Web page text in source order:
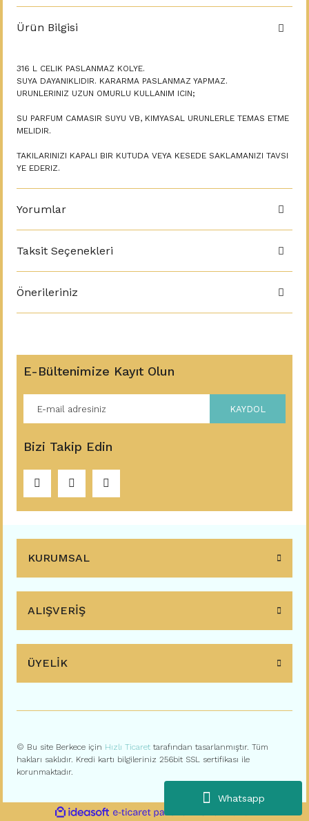
Whatsapp
Ürün Bilgisi
316 L CELIK PASLANMAZ KOLYE.
SUYA DAYANIKLIDIR. KARARMA PASLANMAZ YAPMAZ.
URUNLERINIZ UZUN OMURLU KULLANIM ICIN;
SU PARFUM CAMASIR SUYU VB, KIMYASAL URUNLERLE TEMAS ETME
MELIDIR.
TAKILARINIZI KAPALI BIR KUTUDA VEYA KESEDE SAKLAMANIZI TAVSI
YE EDERIZ.
Yorumlar
Taksit Seçenekleri
Önerileriniz
E-Bültenimize Kayıt Olun
KAYDOL
Bizi Takip Edin
KURUMSAL
ALIŞVERİŞ
ÜYELİK
© Bu site Berkece için Hızlı Ticaret tarafından tasarlanmıştır. Tüm
hakları saklıdır. Kredi kartı bilgileriniz 256bit SSL sertifikası ile
korunmaktadır.
ideasoft